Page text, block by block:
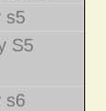
s5
S5
s6